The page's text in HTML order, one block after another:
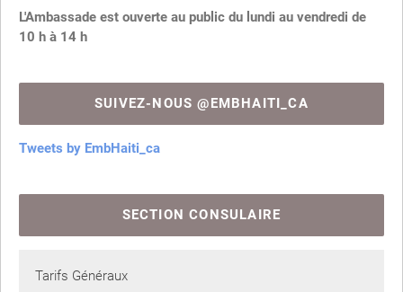
L'Ambassade est ouverte au public du lundi au vendredi de
10 h à 14 h
SUIVEZ-NOUS @EMBHAITI_CA
Tweets by EmbHaiti_ca
SECTION CONSULAIRE
Tarifs Généraux